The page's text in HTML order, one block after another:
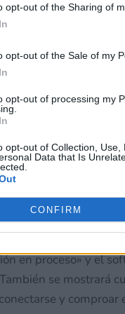
por no participar en la
en la Lista de participantes
opt-out of the Sharing of
opt-out of the Sale of my
opt-out of processing my
opt-out of Collection,
Data that Is
CONFIRM
octubre, se lanzará
2. Esta nueva
con la
A continuación os
el software se
en proceso» y el
se mostrará
y comproar